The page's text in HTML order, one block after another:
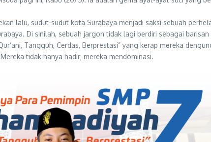
lalu, sudut-sudut kota Surabaya menjadi saksi sebuah
Di sinilah, sebuah jargon tidak lagi berdiri sebagai
Tangguh, Cerdas, Berprestasi” yang kerap mereka
tidak hanya hadir; mereka mendominasi.